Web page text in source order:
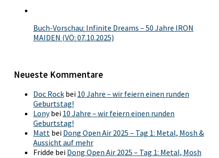
Buch-Vorschau: Infinite Dreams – 50 Jahre IRON
MAIDEN (VÖ: 07.10.2025)
Neueste Kommentare
Doc Rock bei 10 Jahre – wir feiern einen runden
Geburtstag!
Lonybei 10 Jahre – wir feiern einen runden
Geburtstag!
Matt bei Dong Open Air 2025 – Tag 1: Metal, Mosh &
Aussicht auf mehr
Fridde bei Dong Open Air 2025 – Tag 1: Metal, Mosh